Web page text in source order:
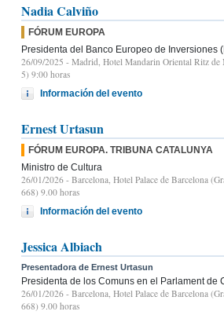
Nadia Calviño
FÓRUM EUROPA
Presidenta del Banco Europeo de Inversiones
26/09/2025 - Madrid, Hotel Mandarin Oriental Ritz de
5) 9:00 horas
Información del evento
Ernest Urtasun
FÓRUM EUROPA. TRIBUNA CATALUNYA
Ministro de Cultura
26/01/2026 - Barcelona, Hotel Palace de Barcelona
668) 9.00 horas
Información del evento
Jessica Albiach
Presentadora de Ernest Urtasun
Presidenta de los Comuns en el Parlament de
26/01/2026 - Barcelona, Hotel Palace de Barcelona
668) 9.00 horas